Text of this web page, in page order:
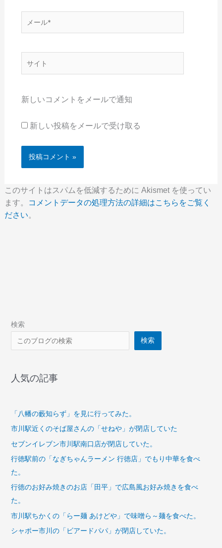
*
新しいコメントをメールで通知
新しい投稿をメールで受け取る
このサイトはスパムを低減するために Akismet を使ってい
ます。
コメントデータの処理方法の詳細はこちらをご覧く
ださい。
検索
検索
人気の記事
「八幡の藪知らず」を見に行ってみた。
市川駅近くのそば屋さんの「せねや」が閉店していた
セブンイレブン市川駅南口店が閉店していた。
行徳駅前の「なぎちゃんラーメン 行徳店」でもり中華を食べ
た。
行徳のお好み焼きのお店「田平」で広島風お好み焼きを食べ
た。
市川駅ちかくの「らー麺 あけどや」で味噌ら～麺を食べた。
シャポー市川の「ビアードパパ」が閉店していた。